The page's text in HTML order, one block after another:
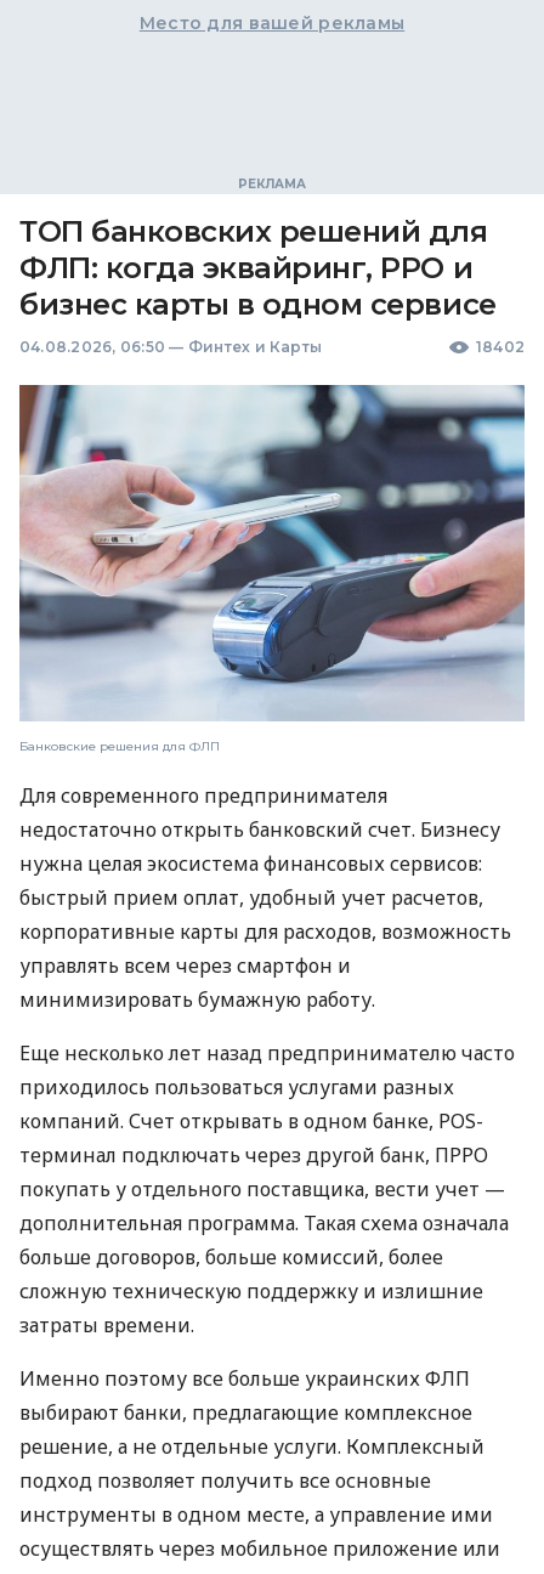
Место для вашей рекламы
ТОП банковских решений для
ФЛП: когда эквайринг, РРО и
бизнес карты в одном сервисе
04.08.2026, 06:50 — Финтех и Карты 18402
Банковские решения для ФЛП
Для современного предпринимателя
недостаточно открыть банковский счет. Бизнесу
нужна целая экосистема финансовых сервисов:
быстрый прием оплат, удобный учет расчетов,
корпоративные карты для расходов, возможность
управлять всем через смартфон и
минимизировать бумажную работу.
Еще несколько лет назад предпринимателю часто
приходилось пользоваться услугами разных
компаний. Счет открывать в одном банке, POS-
терминал подключать через другой банк, ПРРО
покупать у отдельного поставщика, вести учет —
дополнительная программа. Такая схема означала
больше договоров, больше комиссий, более
сложную техническую поддержку и излишние
затраты времени.
Именно поэтому все больше украинских ФЛП
выбирают банки, предлагающие комплексное
решение, а не отдельные услуги. Комплексный
подход позволяет получить все основные
инструменты в одном месте, а управление ими
осуществлять через мобильное приложение или